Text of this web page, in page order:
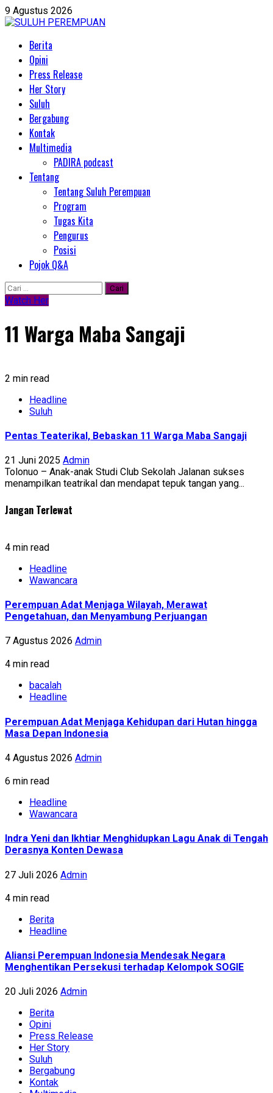
Skip
to
9 Agustus 2026
PrimaryBerita
Opini
Press Release
Her Story
Suluh
Bergabung
Kontak
Multimedia
PADIRA podcast
Tentang
Tentang Suluh Perempuan
Program
Tugas Kita
Pengurus
Posisi
Pojok Q&A
Cari
untuk:
Watch Her
11 Warga Maba Sangaji
2 min read
Headline
Suluh
Pentas Teaterikal, Bebaskan 11 Warga Maba Sangaji
21 Juni 2025 Admin
Tolonuo – Anak-anak Studi Club Sekolah Jalanan sukses
menampilkan teatrikal dan mendapat tepuk tangan yang...
Jangan Terlewat
4 min read
Headline
Wawancara
Perempuan Adat Menjaga Wilayah, Merawat
Pengetahuan, dan Menyambung Perjuangan
7 Agustus 2026 Admin
4 min read
bacalah
Headline
Perempuan Adat Menjaga Kehidupan dari Hutan hingga
Masa Depan Indonesia
4 Agustus 2026 Admin
6 min read
Headline
Wawancara
Indra Yeni dan Ikhtiar Menghidupkan Lagu Anak di Tengah
Derasnya Konten Dewasa
27 Juli 2026 Admin
4 min read
Berita
Headline
Aliansi Perempuan Indonesia Mendesak Negara
Menghentikan Persekusi terhadap Kelompok SOGIE
20 Juli 2026 Admin
Berita
Opini
Press Release
Her Story
Suluh
Bergabung
Kontak